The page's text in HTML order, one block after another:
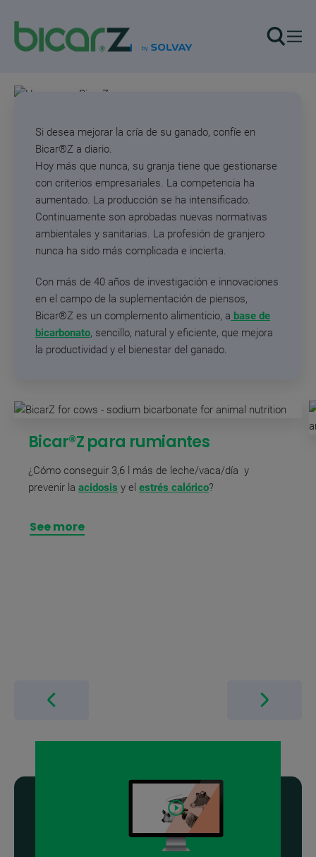
Si desea mejorar la cría de su ganado, confíe en
Bicar®Z a diario.
Hoy más que nunca, su granja tiene que gestionarse
con criterios empresariales. La competencia ha
aumentado. La producción se ha intensificado.
Continuamente son aprobadas nuevas normativas
ambientales y sanitarias. La profesión de granjero
nunca ha sido más complicada e incierta.
Con más de 40 años de investigación e innovaciones
en el campo de la suplementación de piensos,
Bicar®Z es un complemento alimenticio, a base de
bicarbonato, sencillo, natural y eficiente, que mejora
la productividad y el bienestar del ganado.
Bicar®Z para rumiantes
¿Cómo conseguir 3,6 l más de leche/vaca/día y
prevenir la acidosis y el estrés calórico?
See more